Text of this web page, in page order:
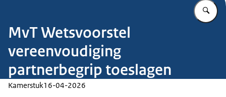
MvT Wetsvoorstel
vereenvoudiging
partnerbegrip toeslagen
Kamerstuk16-04-2026